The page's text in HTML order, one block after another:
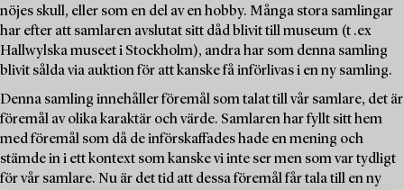
nöjes skull, eller som en del av en hobby. Många stora samlingar
har efter att samlaren avslutat sitt dåd blivit till museum (t .ex
Hallwylska museet i Stockholm), andra har som denna samling
blivit sålda via auktion för att kanske få införlivas i en ny samling.
Denna samling innehåller föremål som talat till vår samlare, det är
föremål av olika karaktär och värde. Samlaren har fyllt sitt hem
med föremål som då de införskaffades hade en mening och
stämde in i ett kontext som kanske vi inte ser men som var tydligt
för vår samlare. Nu är det tid att dessa föremål får tala till en ny